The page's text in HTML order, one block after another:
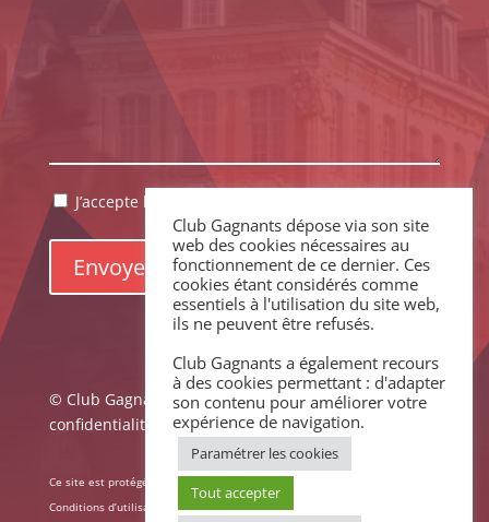
RGPDJ’accepte la politique de confidentialité.
© Club Gagnants –Mentions légales|Politique de
confidentialité
Ce site est protégé par reCAPTCHA. La
Conditions d’utilisation
de Google s’appliquent.
Club Gagnants dépose via son site
web des cookies nécessaires au
fonctionnement de ce dernier. Ces
cookies étant considérés comme
essentiels à l'utilisation du site web,
ils ne peuvent être refusés.
Club Gagnants a également recours
à des cookies permettant : d'adapter
son contenu pour améliorer votre
expérience de navigation.
Paramétrer les cookies
Tout accepter